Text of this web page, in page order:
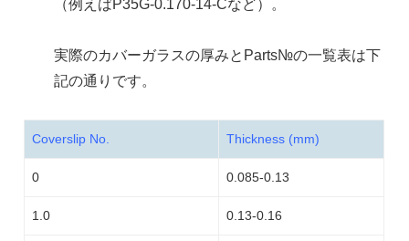
（例えばP35G-0.170-14-Cなど）。
実際のカバーガラスの厚みとParts№の一覧表は下
記の通りです。
Coverslip No. Thickness (mm)
0 0.085-0.13
1.0 0.13-0.16